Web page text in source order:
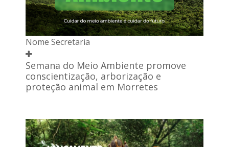
Nome Secretaria
Semana do Meio Ambiente promove
conscientização, arborização e
proteção animal em Morretes